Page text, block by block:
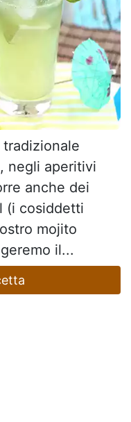
negli aperitivi
anche dei
(i cosiddetti
mojito
il...